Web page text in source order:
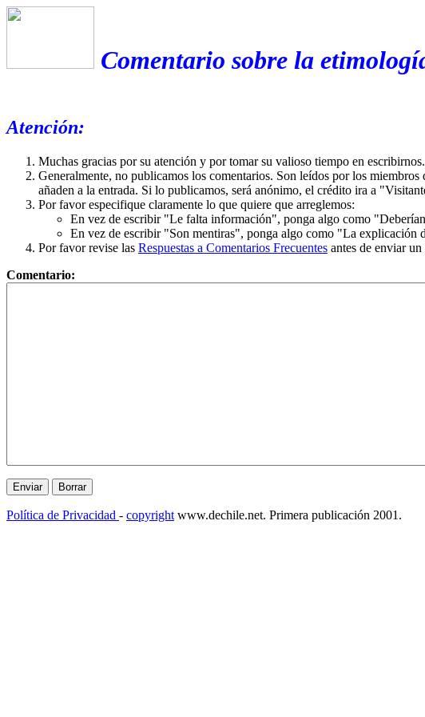
Comentario sobre la
Atención:
Muchas gracias por su atención y por tomar su valioso tiempo en
Generalmente, no publicamos los comentarios. Son leídos por los
añaden a la entrada. Si lo publicamos, será anónimo, el crédito ira a
Por favor especifique claramente lo que quiere que arreglemos:
En vez de escribir "Le falta información", ponga algo como
En vez de escribir "Son mentiras", ponga algo como "La explicación
Por favor revise las Respuestas a Comentarios Frecuentes antes de enviar
Comentario:
Política de Privacidad - copyright www.dechile.net. Primera publicación 2001.